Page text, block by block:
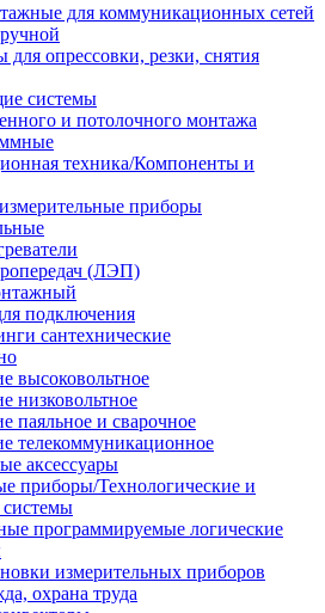
для коммуникационных сетей
опрессовки, резки, снятия
системы
и потолочного монтажа
техника/Компоненты и
приборы
(ЛЭП)
подключения
сантехнические
высоковольтное
низковольтное
паяльное и сварочное
телекоммуникационное
аксессуары
приборы/Технологические и
программируемые логические
измерительных приборов
охрана труда